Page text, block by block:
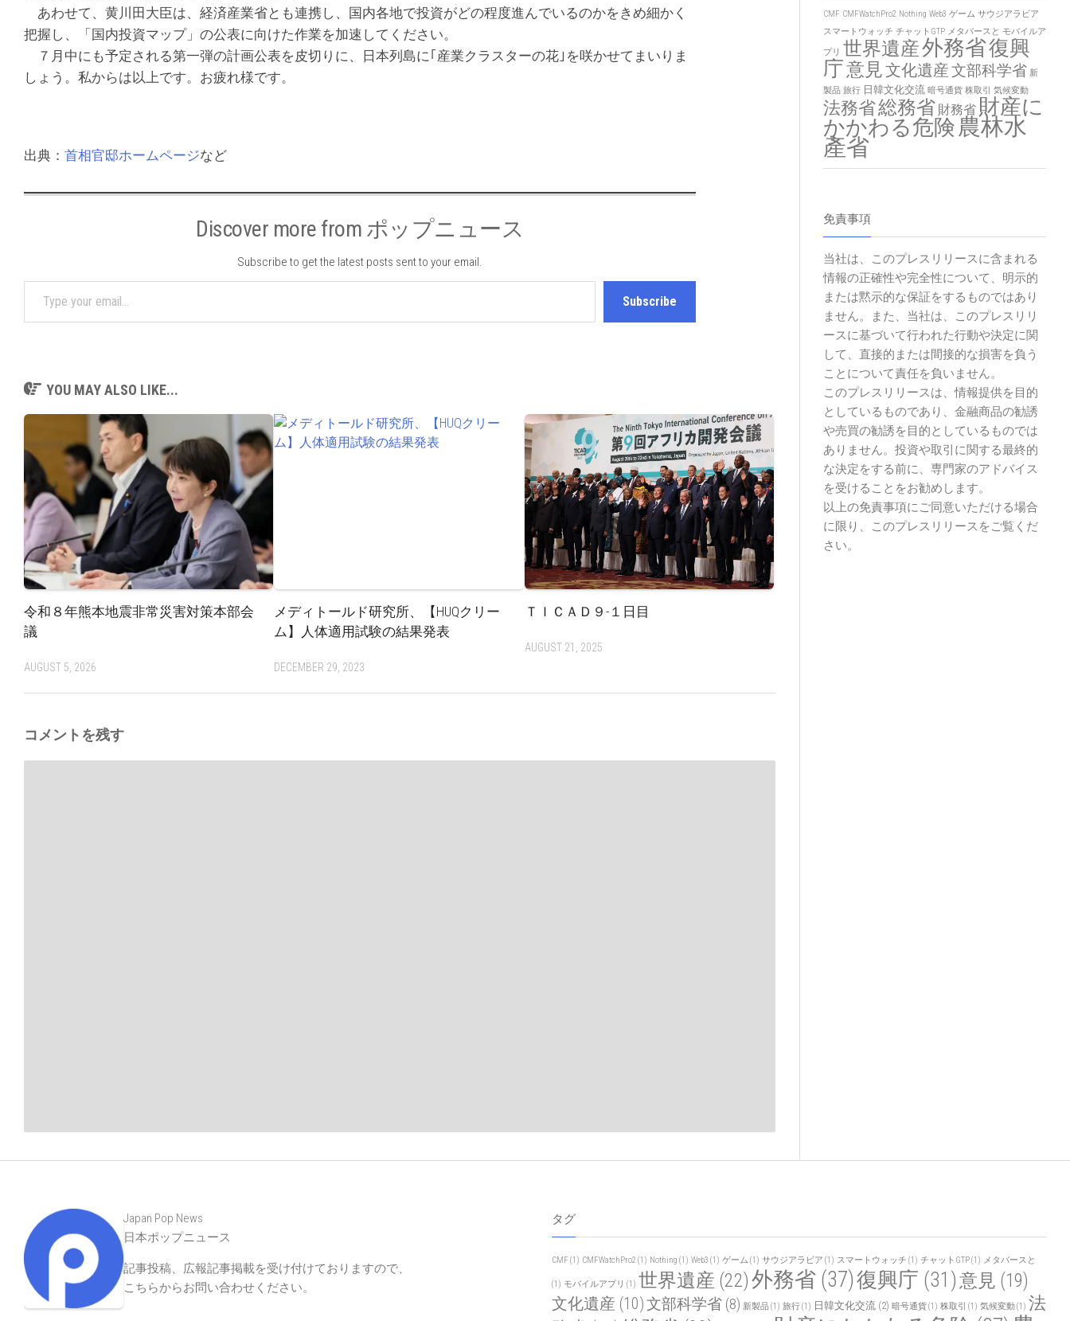
あわせて、黄川田大臣は、経済産業省とも連携し、国内各地で投資がどの程度進んでいるのかをきめ細かく
把握し、「国内投資マップ」の公表に向けた作業を加速してください。
７月中にも予定される第一弾の計画公表を皮切りに、日本列島に｢産業クラスターの花｣を咲かせてまいりま
しょう。私からは以上です。お疲れ様です。
出典： 首相官邸ホームページなど
Discover more from ポップニュース
Subscribe to get the latest posts sent to your email.
Type your email…
Subscribe
YOU MAY ALSO LIKE...
令和８年熊本地震非常災害対策本部会
議
AUGUST 5, 2026
メディトールド研究所、【HUQクリー
ム】人体適用試験の結果発表
DECEMBER 29, 2023
ＴＩＣＡＤ９-１日目
AUGUST 21, 2025
コメントを残す
CMF CMFWatchPro2 Nothing Web3 ゲーム サウジアラビア
スマートウォッチ チャットGTP メタバースと モバイルア
プリ 世界遺産外務省復興
庁意見文化遺産文部科学省 新
製品 旅行 日韓文化交流 暗号通貨 株取引 気候変動
法務省総務省 財務省 財産に
かかわる危険農林水
產省
免責事項
当社は、このプレスリリースに含まれる
情報の正確性や完全性について、明示的
または黙示的な保証をするものではあり
ません。また、当社は、このプレスリリ
ースに基づいて行われた行動や決定に関
して、直接的または間接的な損害を負う
ことについて責任を負いません。
このプレスリリースは、情報提供を目的
としているものであり、金融商品の勧誘
や売買の勧誘を目的としているものでは
ありません。投資や取引に関する最終的
な決定をする前に、専門家のアドバイス
を受けることをお勧めします。
以上の免責事項にご同意いただける場合
に限り、このプレスリリースをご覧くだ
さい。
Japan Pop News
日本ポップニュース
記事投稿、広報記事掲載を受け付けておりますので、
こちらからお問い合わせください。
タグ
CMF (1) CMFWatchPro2 (1) Nothing (1) Web3 (1) ゲーム (1) サウジアラビア (1) スマートウォッチ (1) チャットGTP(1) メタバースと
(1) モバイルアプリ (1) 世界遺産 (22)外務省(37)復興庁 (31)意見 (19)
文化遺産 (10)文部科学省(8) 新製品(1) 旅行(1) 日韓文化交流(2) 暗号通貨(1) 株取引 (1) 気候変動(1) 法